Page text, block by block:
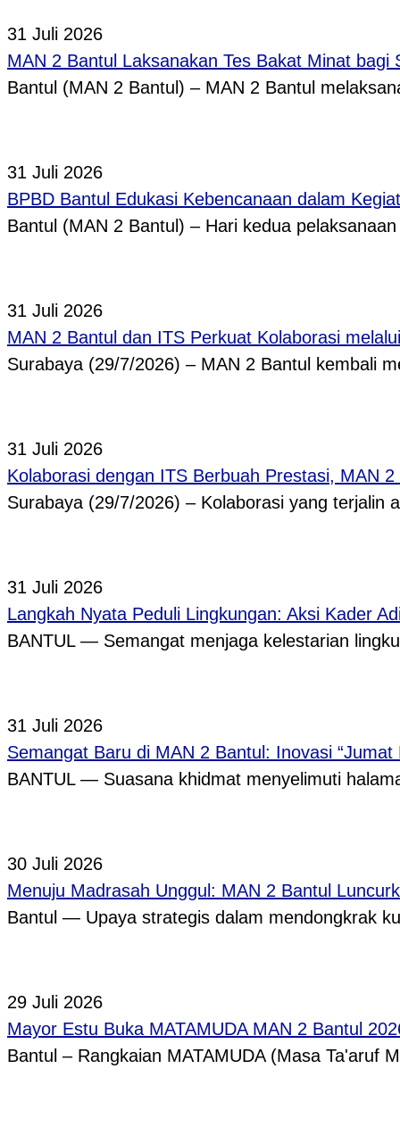
31 Juli 2026
MAN 2 Bantul Laksanakan Tes Bakat Minat bagi
Bantul (MAN 2 Bantul) – MAN 2 Bantul
31 Juli 2026
BPBD Bantul Edukasi Kebencanaan dalam
Bantul (MAN 2 Bantul) – Hari kedua
31 Juli 2026
MAN 2 Bantul dan ITS Perkuat Kolaborasi
Surabaya (29/7/2026) – MAN 2 Bantul kembali
31 Juli 2026
Kolaborasi dengan ITS Berbuah Prestasi, MAN
Surabaya (29/7/2026) – Kolaborasi yang terjalin
31 Juli 2026
Langkah Nyata Peduli Lingkungan: Aksi Kader
BANTUL — Semangat menjaga kelestarian
31 Juli 2026
Semangat Baru di MAN 2 Bantul: Inovasi
BANTUL — Suasana khidmat menyelimuti
30 Juli 2026
Menuju Madrasah Unggul: MAN 2 Bantul
Bantul — Upaya strategis dalam mendongkrak
29 Juli 2026
Mayor Estu Buka MATAMUDA MAN 2 Bantul
Bantul – Rangkaian MATAMUDA (Masa Ta'aruf